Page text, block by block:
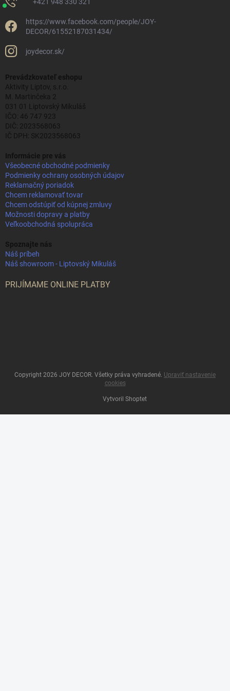
https://www.facebook.com/people/JOY-
DECOR/61552187031434/
joydecor.sk/
Prevádzkovateľ eshopu
Aktivity Liptov, s.r.o.
M. Martinčeka 2
031 01 Liptovský Mikuláš
IČO: 46 747 923
DIČ: 2023568063
IČ DPH: SK2023568063
Informácie pre vás
Všeobecné obchodné podmienky
Podmienky ochrany osobných údajov
Reklamačný poriadok
Chcem reklamovať tovar
Chcem odstúpiť od kúpnej zmluvy
Možnosti dopravy a platby
Veľkoobchodná spolupráca
Spoznajte nás
Náš príbeh
Náš showroom - Liptovský Mikuláš
PRIJÍMAME ONLINE PLATBY
Vytvoril Shoptet
Copyright 2026 JOY DECOR . Všetky práva vyhradené. Upraviť nastavenie
cookies